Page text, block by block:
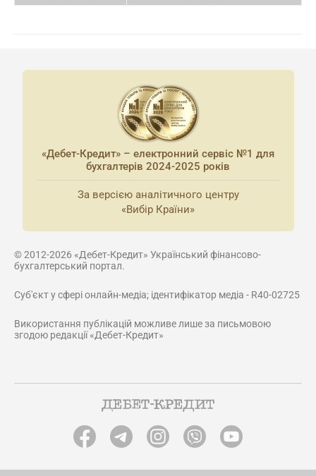
«Дебет-Кредит» – електронний сервіс №1 для
бухгалтерів 2024-2025 років
За версією аналітичного центру
«Вибір Країни»
© 2012-2026 «Дебет-Кредит» Український фінансово-
бухгалтерський портал.
Суб'єкт у сфері онлайн-медіа; ідентифікатор медіа - R40-02725
Використання публікацій можливе лише за письмовою
згодою редакції «Дебет-Кредит»